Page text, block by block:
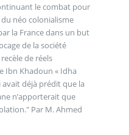
le combat pour
du néo colonialisme
la France dans un but
de la société
de réels
Ibn Khadoun « Idha
déjà prédit que la
n’apporterait que
Par M. Ahmed